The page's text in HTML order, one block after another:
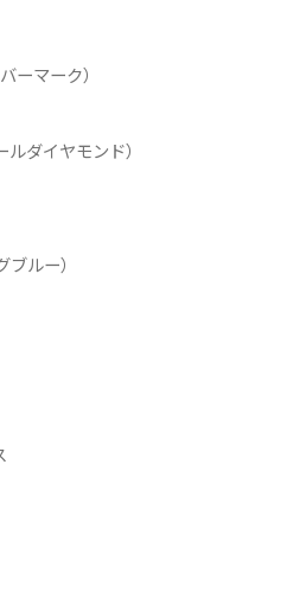
ーマーク）
ダイヤモンド）
ルー）